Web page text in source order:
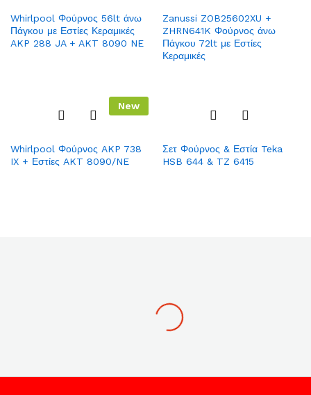
to
Wish
list
Whirlpool Φούρνος 56lt άνω
Πάγκου με Εστίες Κεραμικές
AKP 288 JA + AKT 8090 NE
to
Wish
list
Zanussi ZOB25602XU +
ZHRN641K Φούρνος άνω
Πάγκου 72lt με Εστίες
Κεραμικές
New
to
Wish
Whirlpool Φούρνος AKP 738
IX + Εστίες AKT 8090/NE
to
Wish
Σετ Φούρνος & Εστία Teka
HSB 644 & TZ 6415